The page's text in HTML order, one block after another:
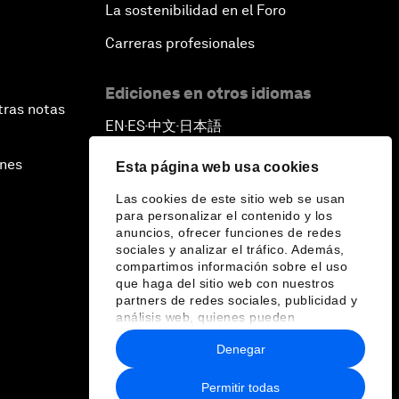
Esta página web usa cookies
Las cookies de este sitio web se usan
para personalizar el contenido y los
anuncios, ofrecer funciones de redes
sociales y analizar el tráfico. Además,
compartimos información sobre el uso
que haga del sitio web con nuestros
partners de redes sociales, publicidad y
análisis web, quienes pueden
combinarla con otra información que les
haya proporcionado o que hayan
recopilado a partir del uso que haya
hecho de sus servicios.
Permitir todas
Denegar
notas
La sostenibilidad en el Foro
Carreras profesionales
Ediciones en otros idiomas
EN ▪ ES▪中文▪ 日本語